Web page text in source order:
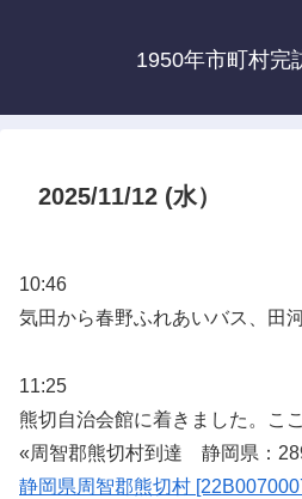
1950年市町村完
2025/11/12 (水）
10:46
気田から春野ふれあいバス、田
11:25
熊切自治会館に着きました。こ
«周智郡熊切村到達 静岡県：
静岡県周智郡熊切村